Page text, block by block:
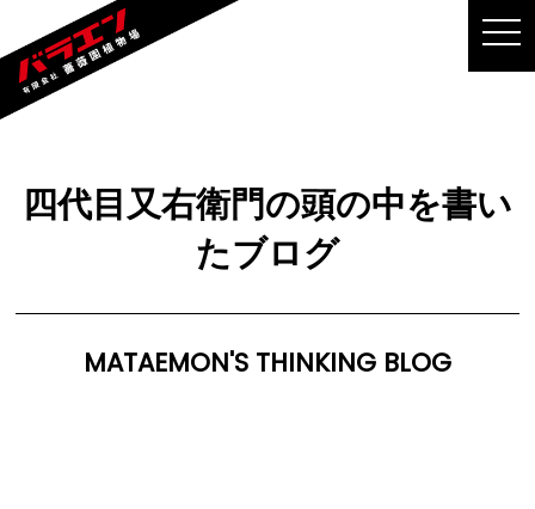
四代目又右衛門の頭の中を書い
たブログ
MATAEMON'S THINKING BLOG